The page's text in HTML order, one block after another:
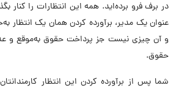
در برف فرو برده‌اید. همه این انتظارات را کنار
عنوان یک مدیر، برآورده کردن همان یک انتظار
و آن چیزی نیست جز پرداخت حقوق به‌موقع و
حقوق.
شما پس از برآورده کردن این انتظار